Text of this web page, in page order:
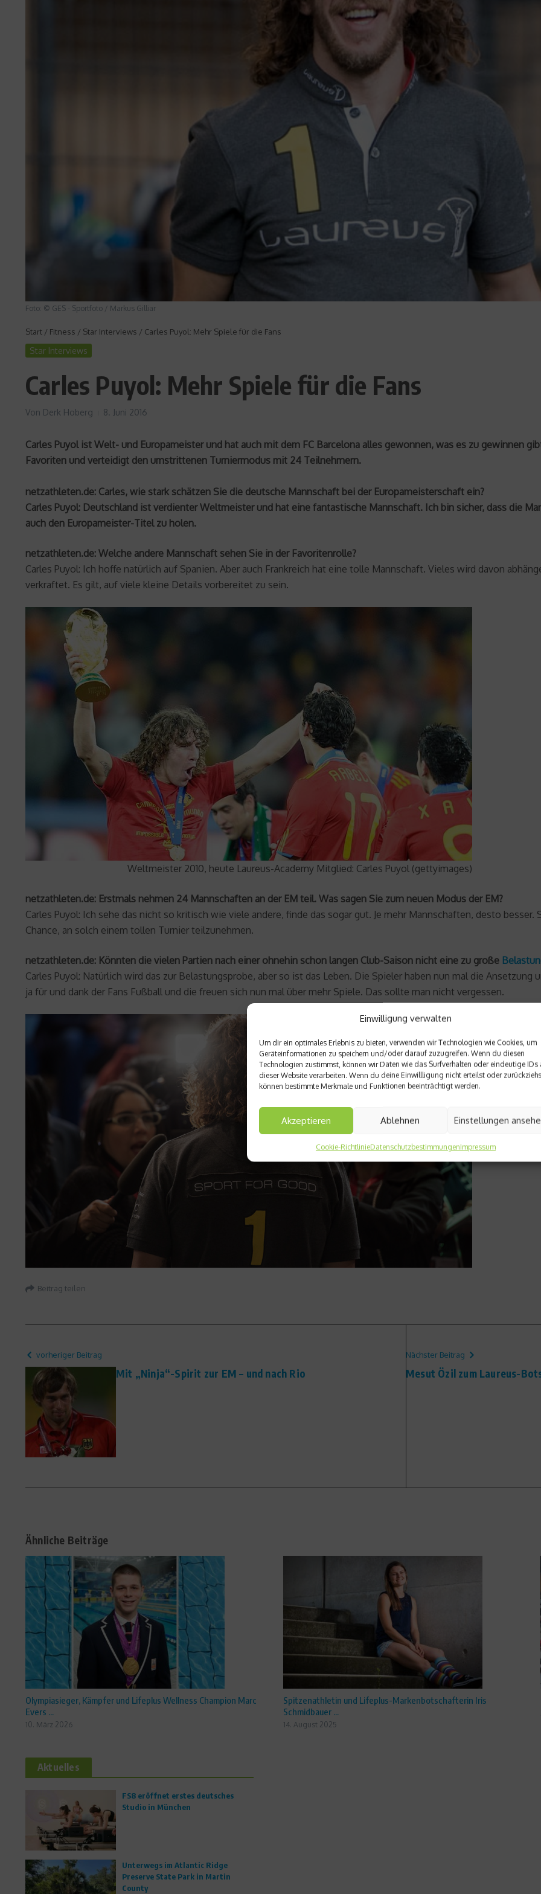
Einwilligung verwalten
Um dir ein optimales Erlebnis zu bieten, verwenden wir Technologien wie Cookies, um
Geräteinformationen zu speichern und/oder darauf zuzugreifen. Wenn du diesen
Technologien zustimmst, können wir Daten wie das Surfverhalten oder eindeutige IDs
dieser Website verarbeiten. Wenn du deine Einwillligung nicht erteilst oder
können bestimmte Merkmale und Funktionen beeinträchtigt werden.
Akzeptieren Ablehnen Einstellungen
Cookie-RichtlinieDatenschutzbestimmungenImpressum
Foto: © GES - Sportfoto / Markus Gilliar
Start / Fitness / Star Interviews / Carles Puyol: Mehr Spiele für die Fans
Star Interviews
Carles Puyol: Mehr Spiele für die Fans
Von Derk Hoberg 8. Juni 2016
Carles Puyol ist Welt- und Europameister und hat auch mit dem FC Barcelona alles gewonnen, was es zu gewinnen
Favoriten und verteidigt den umstrittenen Turniermodus mit 24 Teilnehmern.
netzathleten.de: Carles, wie stark schätzen Sie die deutsche Mannschaft bei der Europameisterschaft ein?
Carles Puyol: Deutschland ist verdienter Weltmeister und hat eine fantastische Mannschaft. Ich bin sicher, dass die
auch den Europameister-Titel zu holen.
netzathleten.de: Welche andere Mannschaft sehen Sie in der Favoritenrolle?
Carles Puyol: Ich hoffe natürlich auf Spanien. Aber auch Frankreich hat eine tolle Mannschaft. Vieles wird davon
verkraftet. Es gilt, auf viele kleine Details vorbereitet zu sein.
Weltmeister 2010, heute Laureus-Academy Mitglied: Carles Puyol (gettyimages)
netzathleten.de: Erstmals nehmen 24 Mannschaften an der EM teil. Was sagen Sie zum neuen Modus der EM?
Carles Puyol: Ich sehe das nicht so kritisch wie viele andere, finde das sogar gut. Je mehr Mannschaften, desto
Chance, an solch einem tollen Turnier teilzunehmen.
netzathleten.de: Könnten die vielen Partien nach einer ohnehin schon langen Club-Saison nicht eine zu große
Carles Puyol: Natürlich wird das zur Belastungsprobe, aber so ist das Leben. Die Spieler haben nun mal die
ja für und dank der Fans Fußball und die freuen sich nun mal über mehr Spiele. Das sollte man nicht vergessen.
Beitrag teilen
vorheriger Beitrag
Mit „Ninja“-Spirit zur EM – und nach Rio
Nächster Beitrag
Mesut Özil zum Laureus-
Ähnliche Beiträge
Olympiasieger, Kämpfer und Lifeplus Wellness Champion Marc
Evers ...
10. März 2026
Spitzenathletin und Lifeplus-Markenbotschafterin Iris
Schmidbauer ...
14. August 2025
Aktuelles
FS8 eröffnet erstes deutsches
Studio in München
Unterwegs im Atlantic Ridge
Preserve State Park in Martin
County